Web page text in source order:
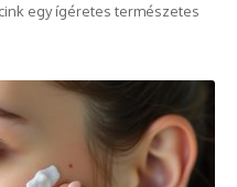
egy ígéretes természetes